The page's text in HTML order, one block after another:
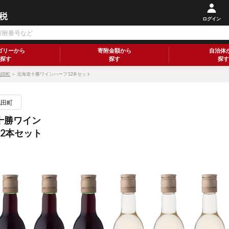
ログイン
リーから
探す
寄附金額から
探す
自治体
探す
田町 ＞ 北海道十勝ワインハーフ12本セット
町
勝ワイン
本セット